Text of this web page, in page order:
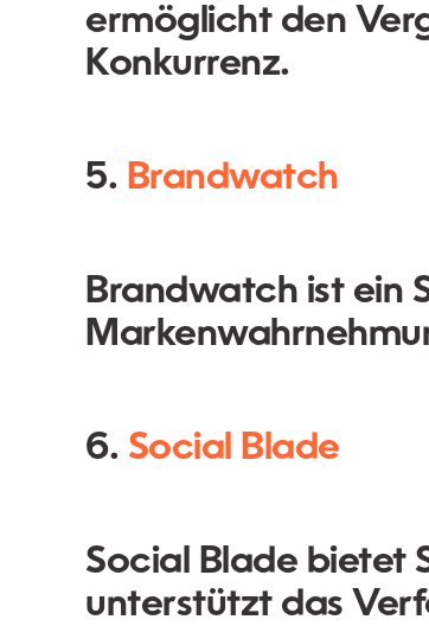
ermöglicht den
Konkurrenz.
5. Brandwatch
Brandwatch ist ein
6. Social Blade
Social Blade bietet
unterstützt das